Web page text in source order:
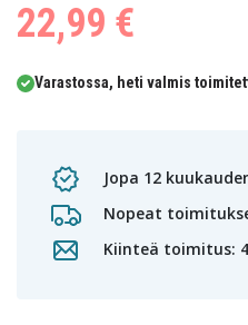
22,99 €
Varastossa, heti valmis
Jopa 12
Nopeat
Kiinteä toimitus: